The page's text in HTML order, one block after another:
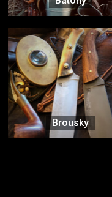
Brousky